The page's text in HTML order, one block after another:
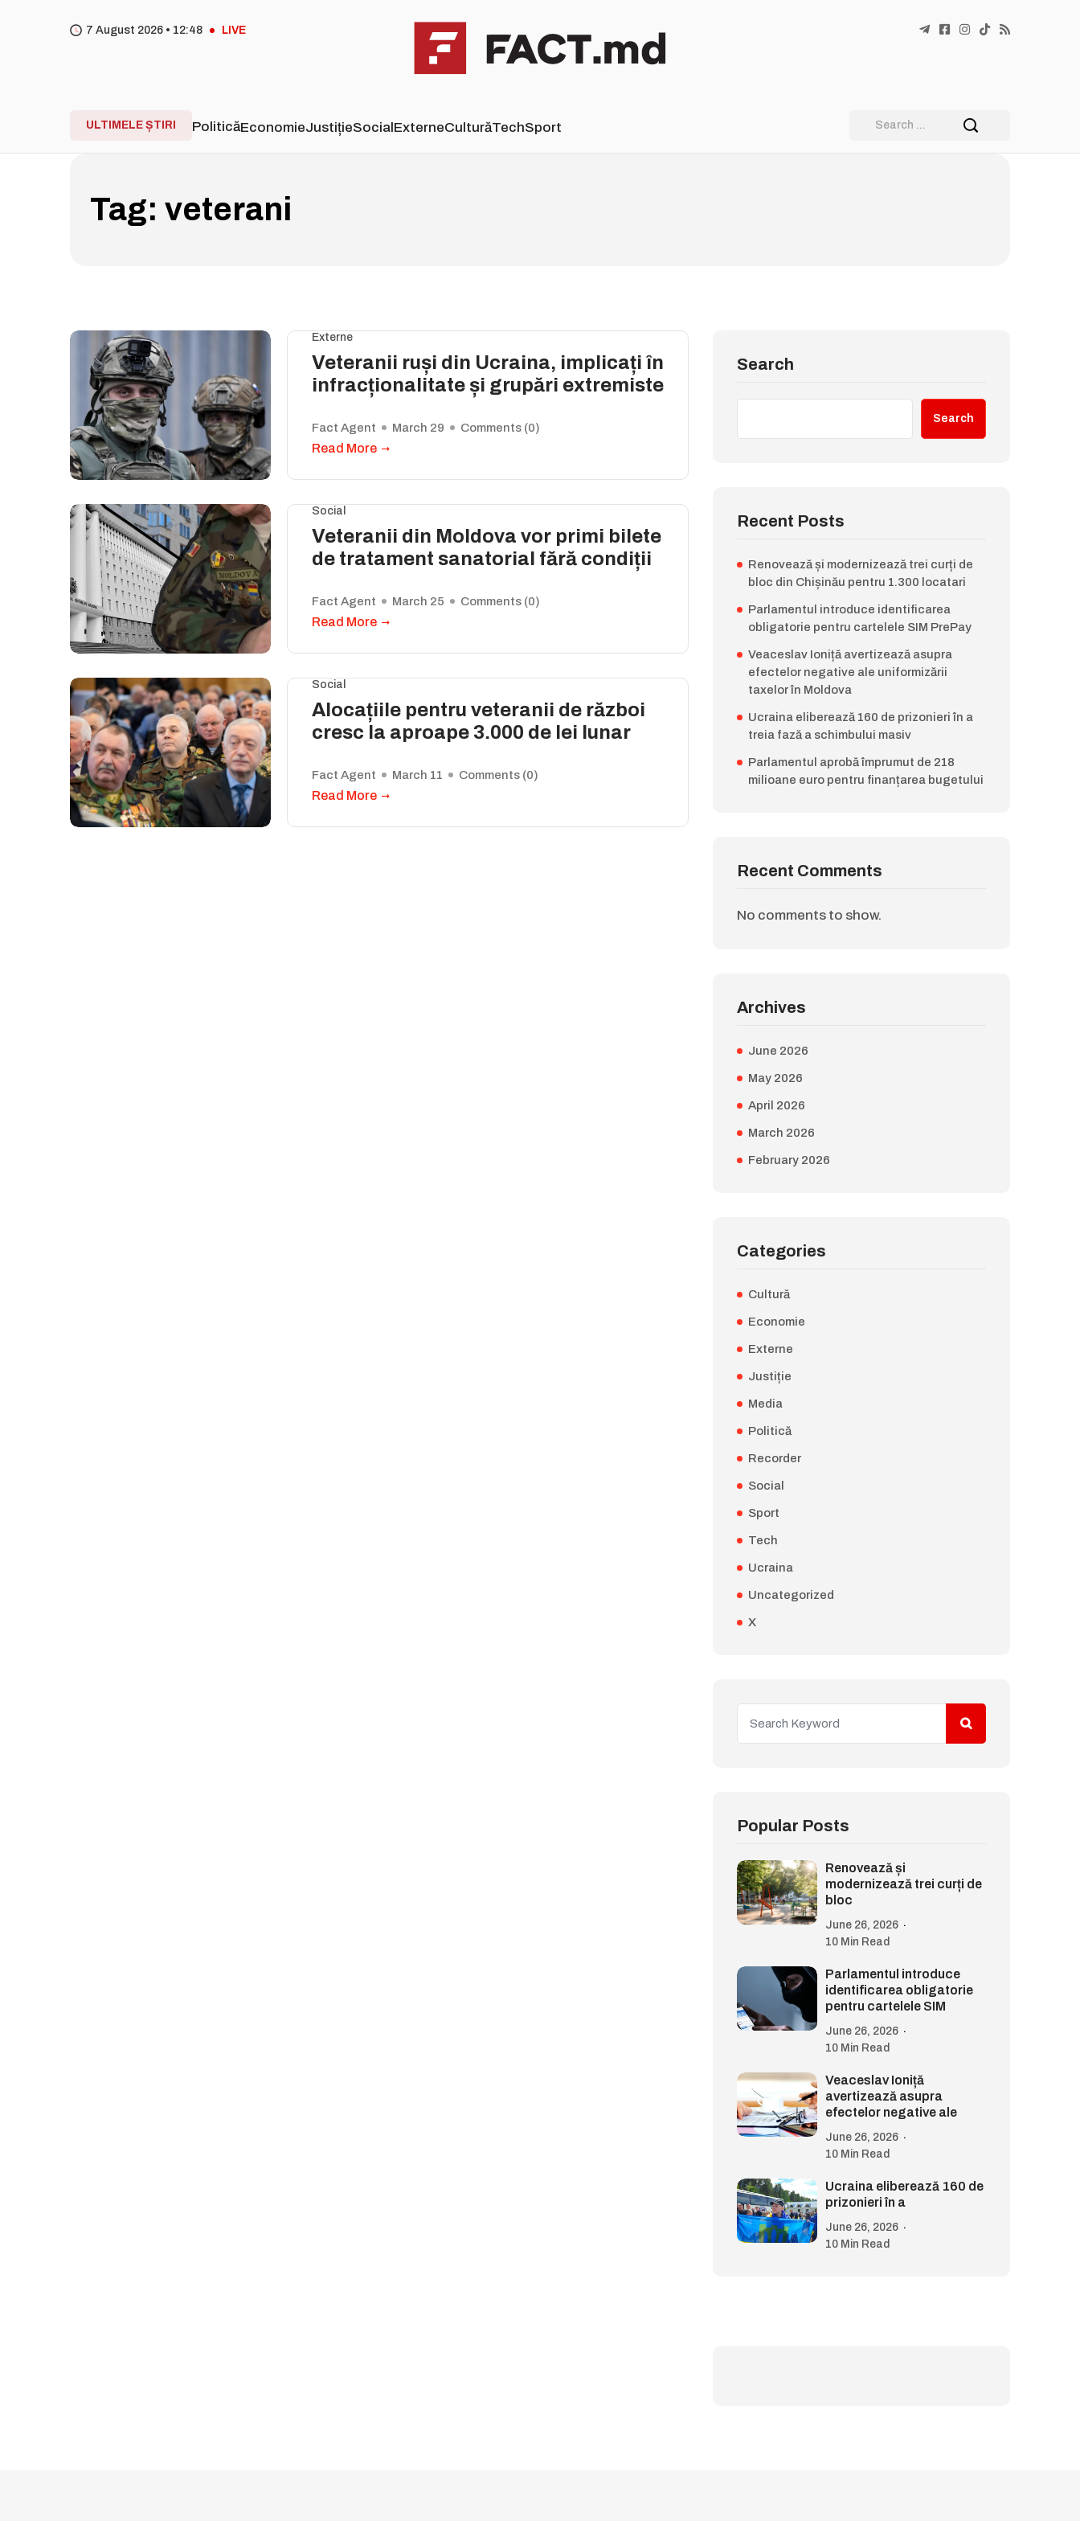
7 August 2026 • 12:48 LIVE
ULTIMELE ȘTIRI PoliticăEconomieJustițieSocialExterneCulturăTechSport
Tag: veterani
Externe
Veteranii ruși din Ucraina, implicați în
infracționalitate și grupări extremiste
Fact Agent March 29 Comments (0)
Read More
Social
Veteranii din Moldova vor primi bilete
de tratament sanatorial fără condiții
Fact Agent March 25 Comments (0)
Read More
Social
Alocațiile pentru veteranii de război
cresc la aproape 3.000 de lei lunar
Fact Agent March 11 Comments (0)
Read More
Search
Search
Recent Posts
Renovează și modernizează trei curți de
bloc din Chișinău pentru 1.300 locatari
Parlamentul introduce identificarea
obligatorie pentru cartelele SIM PrePay
Veaceslav Ioniță avertizează asupra
efectelor negative ale uniformizării
taxelor în Moldova
Ucraina eliberează 160 de prizonieri în a
treia fază a schimbului masiv
Parlamentul aprobă împrumut de 218
milioane euro pentru finanțarea bugetului
Recent Comments
No comments to show.
Archives
June 2026
May 2026
April 2026
March 2026
February 2026
Categories
Cultură
Economie
Externe
Justiție
Media
Politică
Recorder
Social
Sport
Tech
Ucraina
Uncategorized
X
Popular Posts
Renovează și
modernizează trei curți de
bloc
June 26, 2026
10 Min Read
Parlamentul introduce
identificarea obligatorie
pentru cartelele SIM
June 26, 2026
10 Min Read
Veaceslav Ioniță
avertizează asupra
efectelor negative ale
June 26, 2026
10 Min Read
Ucraina eliberează 160 de
prizonieri în a
June 26, 2026
10 Min Read